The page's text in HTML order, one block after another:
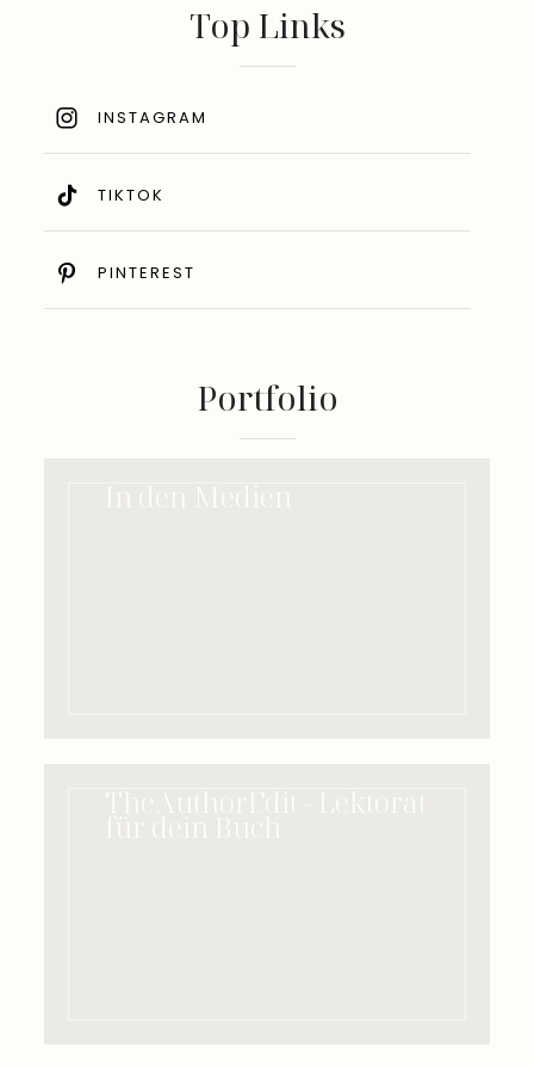
Top Links
INSTAGRAM
TIKTOK
PINTEREST
Portfolio
In den Medien
TheAuthorEdit - Lektorat
für dein Buch